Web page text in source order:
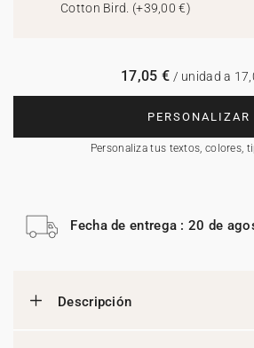
Cotton Bird. (+39,00 €)
PERSONALIZAR
Personaliza tus textos, colores,
17,05 € / unidad a
Fecha de entrega : 20 de
Descripción